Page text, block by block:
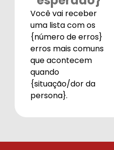
Você vai receber
uma lista com os
{número de erros}
erros mais comuns
que acontecem
quando
{situação/dor da
persona}.